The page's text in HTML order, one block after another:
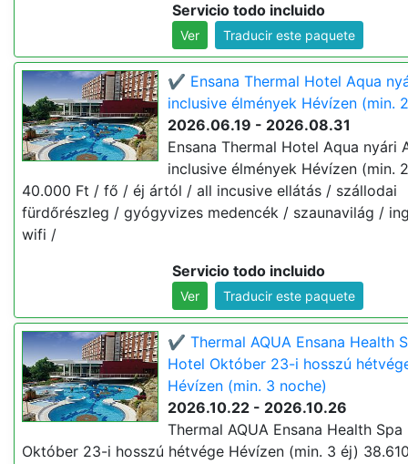
Servicio todo incluido
Ver Traducir este paquete
✔️ Ensana Thermal Hotel Aqua
inclusive élmények Hévízen (min.
2026.06.19 - 2026.08.31
Ensana Thermal Hotel Aqua nyári
inclusive élmények Hévízen (min.
40.000 Ft / fő / éj ártól / all incusive ellátás / szállodai
fürdőrészleg / gyógyvizes medencék / szaunavilág /
wifi /
Servicio todo incluido
Ver Traducir este paquete
✔️ Thermal AQUA Ensana Health
Hotel Október 23-i hosszú
Hévízen (min. 3 noche)
2026.10.22 - 2026.10.26
Thermal AQUA Ensana Health
Október 23-i hosszú hétvége Hévízen (min. 3 éj)